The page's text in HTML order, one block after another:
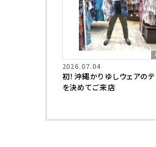
2026.07.04
初！沖縄かりゆしウェアの
を決めてご来店